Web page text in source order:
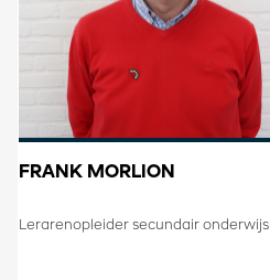
FRANK MORLION
Lerarenopleider secundair onderwijs